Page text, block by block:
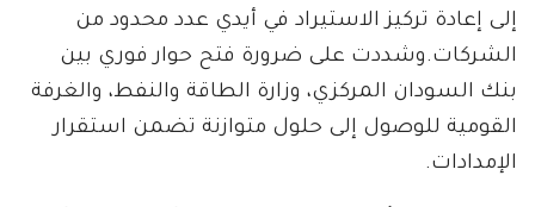
إلى إعادة تركيز الاستيراد في أيدي عدد محدود من
الشركات.وشددت على ضرورة فتح حوار فوري بين
بنك السودان المركزي، وزارة الطاقة والنفط، والغرفة
القومية للوصول إلى حلول متوازنة تضمن استقرار
الإمدادات.